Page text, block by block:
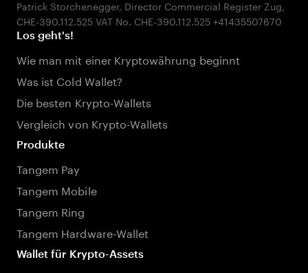
Patrick Storchenegger, Director Commercial Register Zug,
Los geht's!
Wie man mit einer Kryptowährung beginnt
Was ist Cold Wallet?
Die besten Krypto-Wallets
Vergleich von Krypto-Wallets
Produkte
Tangem Pay
Tangem Mobile
Tangem Ring
Tangem Hardware-Wallet
Wallet für Krypto-Assets